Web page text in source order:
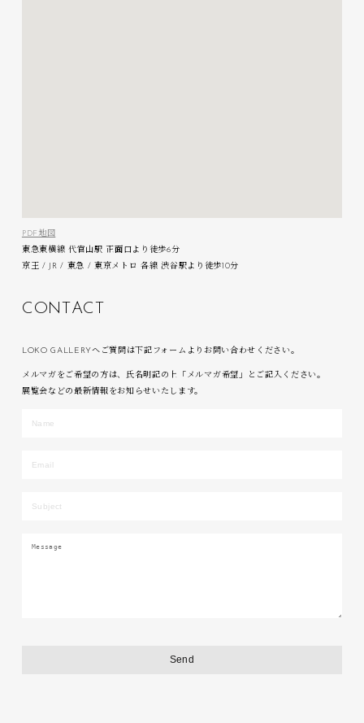
PDF地図
東急東横線 代官山駅 正面口より徒歩6分
京王 / JR / 東急 / 東京メトロ 各線 渋谷駅より徒歩10分
C ON T AC T
LOKO GALLERYへご質問は下記フォームよりお問い合わせください。
メルマガをご希望の方は、氏名明記の上「メルマガ希望」とご記入ください。
展覧会などの最新情報をお知らせいたします。